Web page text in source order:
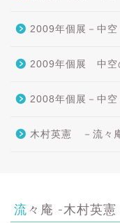
2009年個展－中
2009年個展 中空
2008年個展－中空
木村英憲 －流々
流々庵 -木村英